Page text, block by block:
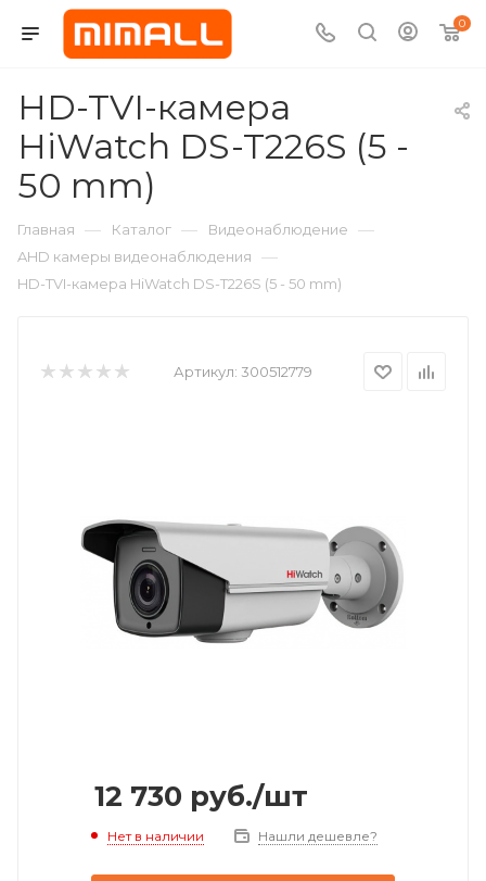
0
HD-TVI-камера
HiWatch DS-T226S (5 -
50 mm)
Главная — Каталог — Видеонаблюдение —
AHD камеры видеонаблюдения —
HD-TVI-камера HiWatch DS-T226S (5 - 50 mm)
Артикул: 300512779
12 730 руб./шт
Нет в наличии Нашли дешевле?